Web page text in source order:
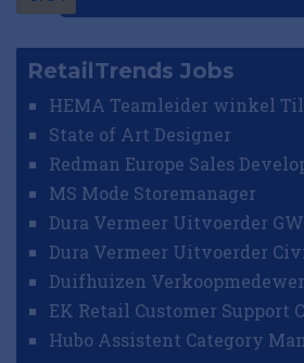
RetailTrends Jobs
HEMA Teamleider winkel
State of Art Designer
Redman Europe Sales
MS Mode Storemanager
Dura Vermeer Uitvoerder
Dura Vermeer Uitvoerder
Duifhuizen
EK Retail Customer Support
Hubo Assistent Category